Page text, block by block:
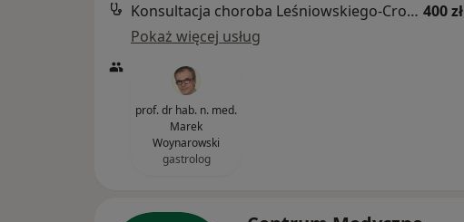
Konsultacja choroba Leśniowskiego-Crohna 400 zł
Pokaż więcej usług
prof. dr hab. n. med.
Marek
Woynarowski
gastrolog